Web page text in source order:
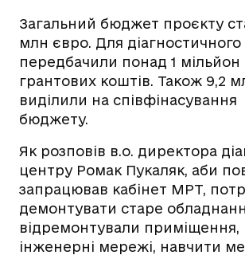
Загальний бюджет проєкту
млн євро. Для
передбачили понад 1 мільйон
грантових коштів. Також 9,2
виділили на співфінасування
бюджету.
Як розповів в.о. директора
центру Ромак Пукаляк, аби
запрацював кабінет МРТ,
демонтувати старе
відремонтували приміщення,
інженерні мережі, навчити